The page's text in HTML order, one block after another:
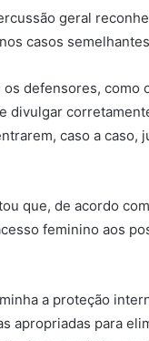
geral
casos
defensores,
divulgar
caso a
que, de acordo
feminino aos
a proteção
apropriadas para